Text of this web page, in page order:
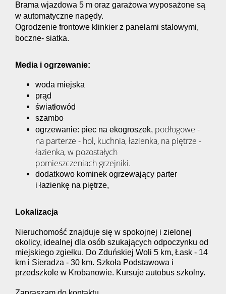
Brama wjazdowa 5 m oraz garażowa wyposażone są
w automatyczne napędy.
Ogrodzenie frontowe klinkier z panelami stalowymi,
boczne- siatka.
Media i ogrzewanie:
woda miejska
prąd
światłowód
szambo
ogrzewanie: piec na ekogroszek, podłogowe -
na parterze - hol, kuchnia, łazienka, na piętrze -
łazienka, w pozostałych
pomieszczeniach grzejniki.
dodatkowo kominek ogrzewający parter
i łazienkę na piętrze,
Lokalizacja
Nieruchomość znajduje się w spokojnej i zielonej
okolicy, idealnej dla osób szukających odpoczynku od
miejskiego zgiełku. Do Zduńskiej Woli 5 km, Łask - 14
km i Sieradza - 30 km. Szkoła Podstawowa i
przedszkole w Krobanowie. Kursuje autobus szkolny.